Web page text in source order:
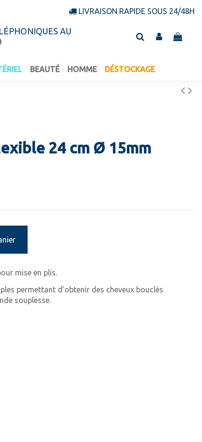
LIVRAISON RAPIDE SOUS 24/48H
AU
BEAUTÉ HOMME DÉSTOCKAGE
24 cm Ø 15mm
mise en plis.
permettant d’obtenir des cheveux bouclés
souplesse.